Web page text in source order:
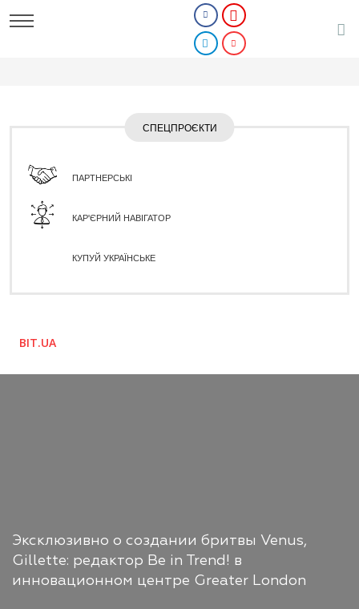
СПЕЦПРОЄКТИ
ПАРТНЕРСЬКІ
КАР'ЄРНИЙ НАВІГАТОР
КУПУЙ УКРАЇНСЬКЕ
BIT.UA
Эксклюзивно о создании бритвы Venus,
Gillette: редактор Be in Trend! в
инновационном центре Greater London